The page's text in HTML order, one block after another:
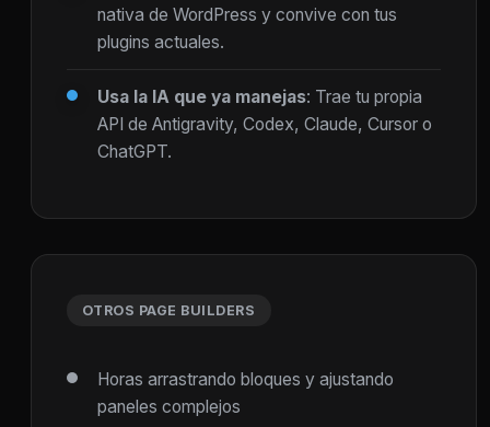
nativa de WordPress y convive con tus
plugins actuales.
Usa la IA que ya manejas: Trae tu propia
API de Antigravity, Codex, Claude, Cursor o
ChatGPT.
OTROS PAGE BUILDERS
Horas arrastrando bloques y ajustando
paneles complejos